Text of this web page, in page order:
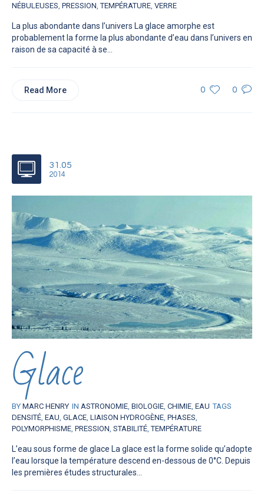
NÉBULEUSES PRESSION ,TEMPÉRATURE VERRE
La plus abondante dans l’univers La glace amorphe est
probablement la forme la plus abondante d’eau dans l’univers en
raison de sa capacité à se...
0 0
Read More
31.05
2014
Glace
BY MARC HENRY IN ASTRONOMIE, BIOLOGIE, CHIMIE, EAU TAGS
DENSITÉ, EAU, GLACE, LIAISON HYDROGÈNE, PHASES,
POLYMORPHISME, PRESSION, STABILITÉ,TEMPÉRATURE
L’eau sous forme de glace La glace est la forme solide qu’adopte
l’eau lorsque la température descend en-dessous de 0°C. Depuis
les premières études structurales...